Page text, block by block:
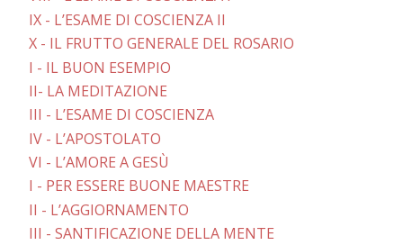
IX - L’ESAME DI COSCIENZA II
X - IL FRUTTO GENERALE DEL ROSARIO
I - IL BUON ESEMPIO
II- LA MEDITAZIONE
III - L’ESAME DI COSCIENZA
IV - L’APOSTOLATO
VI - L’AMORE A GESÙ
I - PER ESSERE BUONE MAESTRE
II - L’AGGIORNAMENTO
III - SANTIFICAZIONE DELLA MENTE